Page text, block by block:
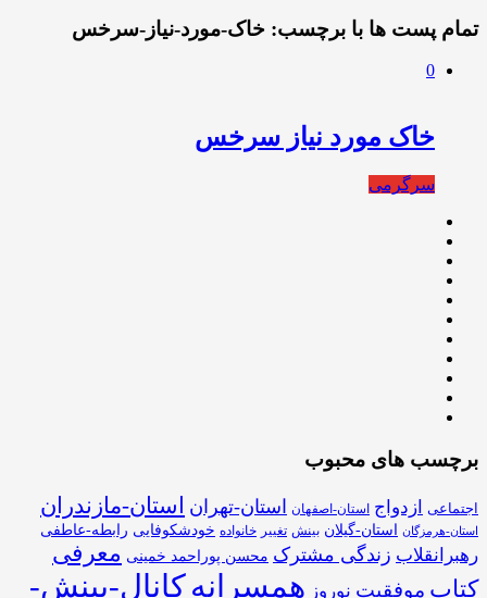
تمام پست ها با برچسب: خاک-مورد-نیاز-سرخس
0
خاک مورد نیاز سرخس
سرگرمی
برچسب های محبوب
اجتماعی ازدواج استان-اصفهان استان-تهران استان-مازندران
استان-هرمزگان استان-گیلان بینش تغییر خانواده خودشکوفایی رابطه-عاطفی
رهبرانقلاب زندگی مشترک محسن پوراحمد خمینی معرفی
کتاب موفقیت نوروز همسرانهکانال-بینش-